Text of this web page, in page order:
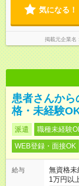
気になる！
掲載元企業名
患者さんから
格・未経験
派遣 職種未経験
WEB登録・面接OK
給与
無資格
1万円以